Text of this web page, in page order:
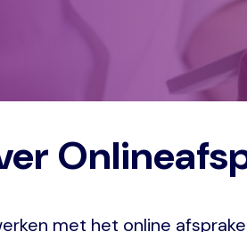
met het online